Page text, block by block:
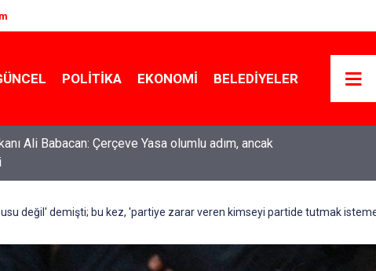
POLITIKA EKONOMI BELEDIYELER
Özgür Özel: “Şehit ailelerinin, gazilerin yanına
bakamayacağımız işlerin içinde olmayız”
değil' demişti; bu kez, 'partiye zarar veren kimseyi partide tutmak